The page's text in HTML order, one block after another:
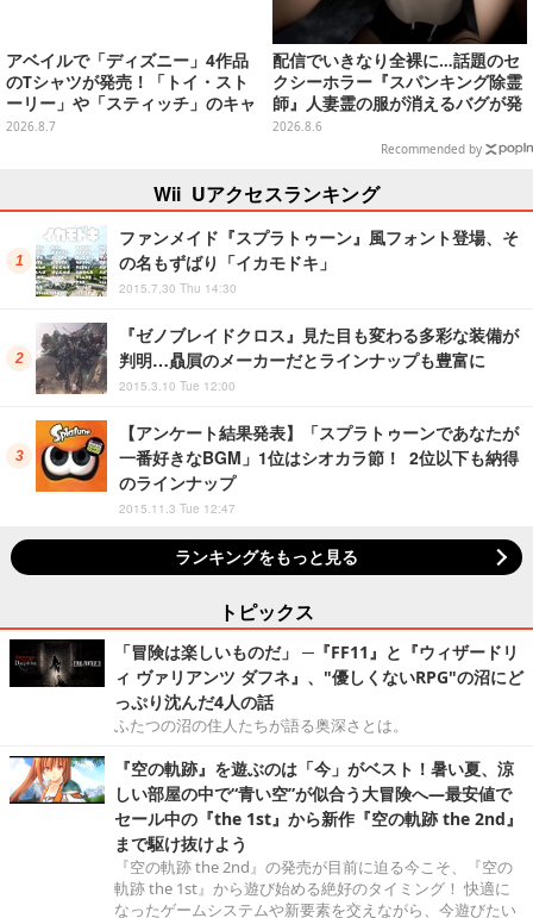
アベイルで「ディズニー」4作品
のTシャツが発売！「トイ・スト
ーリー」や「スティッチ」のキャ
ラを刺しゅうでデザイン
2026.8.7
配信でいきなり全裸に…話題のセ
クシーホラー『スパンキング除霊
師』人妻霊の服が消えるバグが発
生。「丸裸になる現象を泣きなが
ら修正しました」と現在はアプデ
2026.8.6
Recommended by
Wii Uアクセスランキング
ファンメイド『スプラトゥーン』風フォント登場、そ
の名もずばり「イカモドキ」
2015.7.30 Thu 14:30
『ゼノブレイドクロス』見た目も変わる多彩な装備が
判明…贔屓のメーカーだとラインナップも豊富に
2015.3.10 Tue 12:00
【アンケート結果発表】「スプラトゥーンであなたが
一番好きなBGM」1位はシオカラ節！ 2位以下も納得
のラインナップ
2015.11.3 Tue 12:47
ランキングをもっと見る
トピックス
「冒険は楽しいものだ」 ─『FF11』と『ウィザードリ
ィ ヴァリアンツ ダフネ』、"優しくないRPG"の沼にど
っぷり沈んだ4人の話
ふたつの沼の住人たちが語る奥深さとは。
『空の軌跡』を遊ぶのは「今」がベスト！暑い夏、涼
しい部屋の中で“青い空”が似合う大冒険へ―最安値で
セール中の『the 1st』から新作『空の軌跡 the 2nd』
まで駆け抜けよう
『空の軌跡 the 2nd』の発売が目前に迫る今こそ、『空の
軌跡 the 1st』から遊び始める絶好のタイミング！ 快適に
なったゲームシステムや新要素を交えながら、今遊びたい